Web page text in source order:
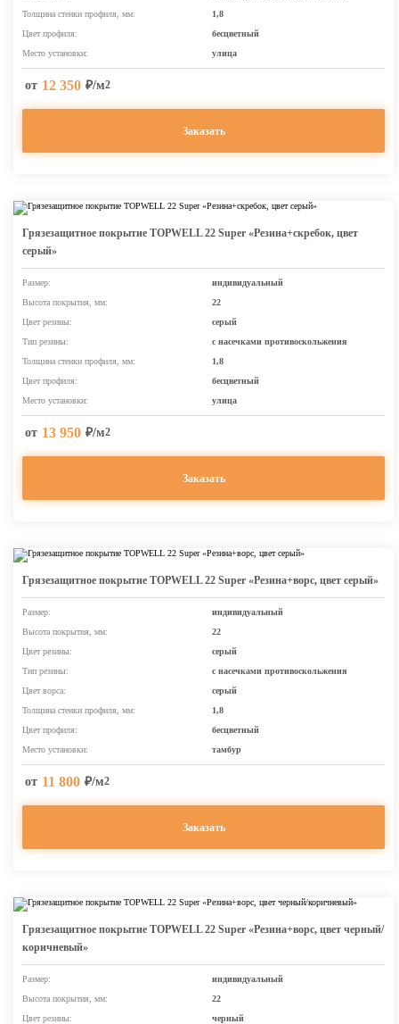
Толщина стенки профиля, мм:
1,8
Цвет профиля:
бесцветный
Место установки:
улица
от 12 350 ₽/м2
Заказать
Грязезащитное покрытие TOPWELL 22 Super «Резина+скребок, цвет
серый»
Размер:
индивидуальный
Высота покрытия, мм:
22
Цвет резины:
серый
Тип резины:
с насечками противоскольжения
Толщина стенки профиля, мм:
1,8
Цвет профиля:
бесцветный
Место установки:
улица
от 13 950 ₽/м2
Заказать
Грязезащитное покрытие TOPWELL 22 Super «Резина+ворс, цвет серый»
Размер:
индивидуальный
Высота покрытия, мм:
22
Цвет резины:
серый
Тип резины:
с насечками противоскольжения
Цвет ворса:
серый
Толщина стенки профиля, мм:
1,8
Цвет профиля:
бесцветный
Место установки:
тамбур
от 11 800 ₽/м2
Заказать
Грязезащитное покрытие TOPWELL 22 Super «Резина+ворс, цвет черный/
коричневый»
Размер:
индивидуальный
Высота покрытия, мм:
22
Цвет резины:
черный